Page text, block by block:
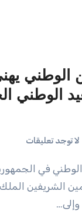
الوطني
لا توجد تعليقات
الشريفين